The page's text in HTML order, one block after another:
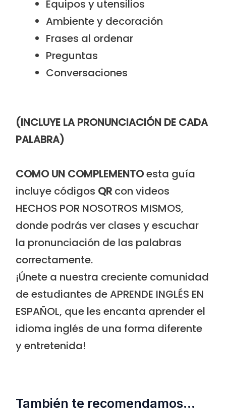
Equipos y utensilios
Ambiente y decoración
Frases al ordenar
Preguntas
Conversaciones
(INCLUYE LA PRONUNCIACIÓN DE CADA
PALABRA)
COMO UN COMPLEMENTOesta guía
incluye códigos QR con videos
HECHOS POR NOSOTROS MISMOS,
donde podrás ver clases y escuchar
la pronunciación de las palabras
correctamente.
¡Únete a nuestra creciente comunidad
de estudiantes deAPRENDE INGLÉS EN
ESPAÑOL, que les encanta aprender el
idioma inglés de una forma diferente
y entretenida!
También te recomendamos…